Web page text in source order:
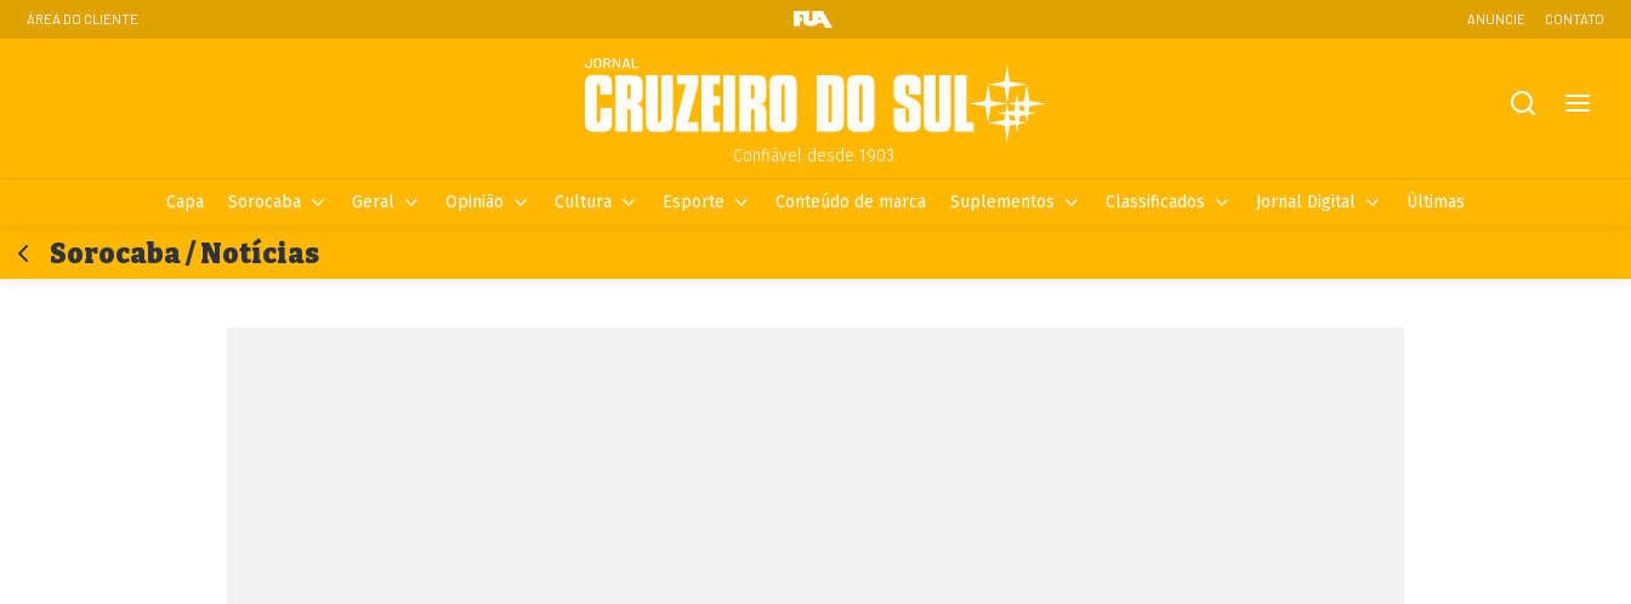
ÁREA DO CLIENTE ANUNCIE CONTATO
Confiável desde 1903.
Capa Sorocaba Geral Opinião Cultura Esporte Conteúdo de marca Suplementos Classificados Jornal Digital Últimas
Sorocaba / Notícias